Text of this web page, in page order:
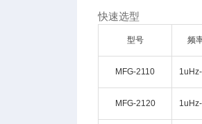
快速选型
型号 频
MFG-2110
MFG-2120